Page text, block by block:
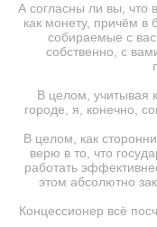
А согласны ли вы, что
как монету, причём в
собираемые с вас
собственно, с
В целом, учитывая
городе, я, конечно,
В целом, как
верю в то, что
работать
этом абсолютно
Концессионер всё